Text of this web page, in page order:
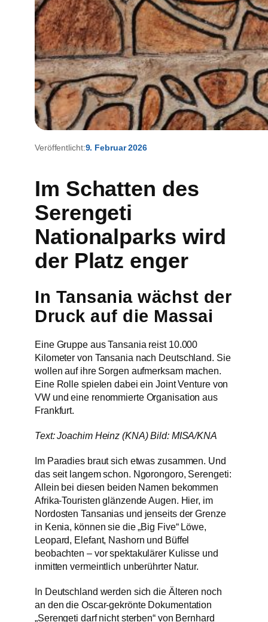
Veröffentlicht:9. Februar 2026
Im Schatten des
Serengeti
Nationalparks wird
der Platz enger
In Tansania wächst der
Druck auf die Massai
Eine Gruppe aus Tansania reist 10.000
Kilometer von Tansania nach Deutschland. Sie
wollen auf ihre Sorgen aufmerksam machen.
Eine Rolle spielen dabei ein Joint Venture von
VW und eine renommierte Organisation aus
Frankfurt.
Text: Joachim Heinz (KNA) Bild: MISA/KNA
Im Paradies braut sich etwas zusammen. Und
das seit langem schon. Ngorongoro, Serengeti:
Allein bei diesen beiden Namen bekommen
Afrika-Touristen glänzende Augen. Hier, im
Nordosten Tansanias und jenseits der Grenze
in Kenia, können sie die „Big Five“ Löwe,
Leopard, Elefant, Nashorn und Büffel
beobachten – vor spektakulärer Kulisse und
inmitten vermeintlich unberührter Natur.
In Deutschland werden sich die Älteren noch
an den die Oscar-gekrönte Dokumentation
„Serengeti darf nicht sterben“ von Bernhard